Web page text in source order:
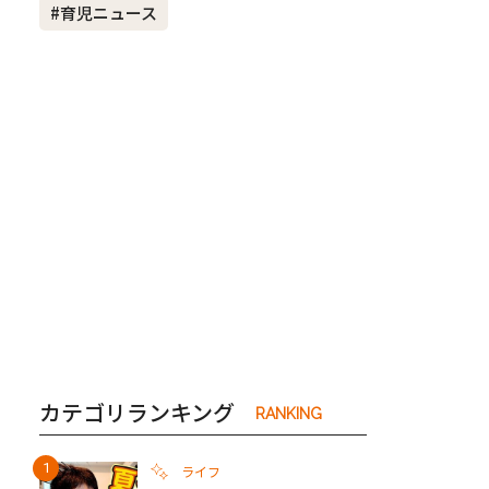
夫婦
#育児ニュース
カテゴリランキング RANKING
ライフ